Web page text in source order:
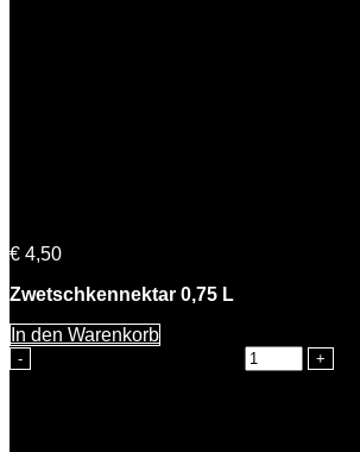
€ 4,50
Zwetschkennektar 0,75 L
In den Warenkorb